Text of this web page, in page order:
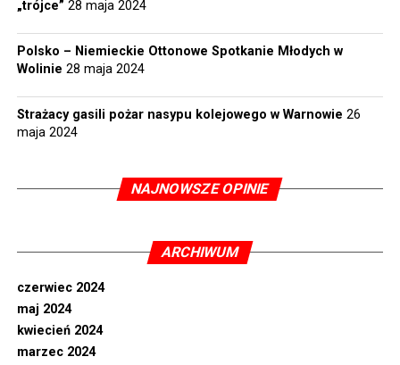
„trójce” 28 maja 2024
Polsko – Niemieckie Ottonowe Spotkanie Młodych w
Wolinie 28 maja 2024
Strażacy gasili pożar nasypu kolejowego w Warnowie 26
maja 2024
NAJNOWSZE OPINIE
ARCHIWUM
czerwiec 2024
maj 2024
kwiecień 2024
marzec 2024